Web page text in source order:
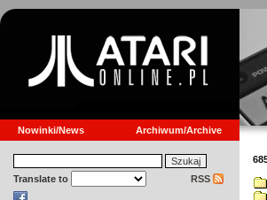
Nowinki/News Archiwum/Archive
Translate to RSS